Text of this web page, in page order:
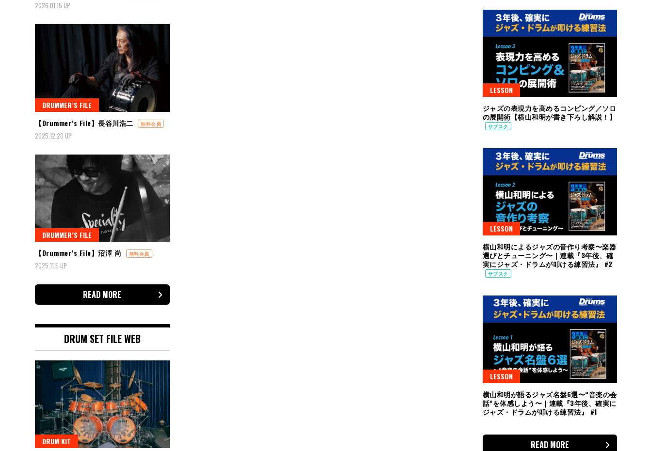
2026.01.15 UP
DRUMMER’S FILE
【Drummer’s File】長谷川浩二
無料会員
2025.12.20 UP
DRUMMER’S FILE
【Drummer’s File】沼澤 尚
無料会員
2025.11.5 UP
READ MORE
DRUM SET FILE WEB
DRUM KIT
LESSON
ジャズの表現力を高めるコンピング／ソロ
の展開術【横山和明が書き下ろし解説！】
サブスク
LESSON
横山和明によるジャズの音作り考察〜楽器
選びとチューニング〜｜連載『3年後、確
実にジャズ・ドラムが叩ける練習法』 #2
サブスク
LESSON
横山和明が語るジャズ名盤6選〜“音楽の会
話”を体感しよう〜｜連載『3年後、確実に
ジャズ・ドラムが叩ける練習法』 #1
READ MORE